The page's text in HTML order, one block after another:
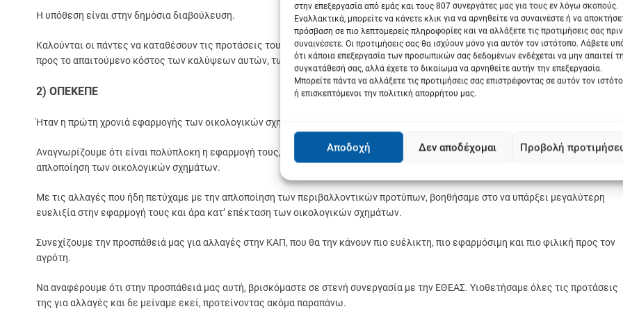
στην επεξεργασία από εμάς και τους 807 συνεργάτες μας για τους εν λόγω σκοπούς.
Εναλλακτικά, μπορείτε να κάνετε κλικ για να αρνηθείτε να συναινέστε ή να
πρόσβαση σε πιο λεπτομερείς πληροφορίες και να αλλάξετε τις προτιμήσεις σας πριν
συναινέσετε. Οι προτιμήσεις σας θα ισχύουν μόνο για αυτόν τον ιστότοπο. Λάβετε
ότι κάποια επεξεργασία των προσωπικών σας δεδομένων ενδέχεται να μην απαιτεί
συγκατάθεσή σας, αλλά έχετε το δικαίωμα να αρνηθείτε αυτήν την επεξεργασία.
Μπορείτε πάντα να αλλάξετε τις προτιμήσεις σας επιστρέφοντας σε αυτόν τον
ή επισκεπτόμενοι την πολιτική απορρήτου μας.
Αποδοχή Δεν αποδέχομαι Προβολή
Η υπόθεση είναι στην δημόσια διαβούλευση.
Καλούνται οι πάντες να καταθέσουν τις προτάσεις τους, υπεύθυνα και τεκμηριωμένα τόσον ως πρός τις νέες καλύψεις όσο και
προς το απαιτούμενο κόστος των καλύψεων αυτών, των νέων κινδύνων και των νέων ζημιογόνων αιτίων.
2) ΟΠΕΚΕΠΕ
Ήταν η πρώτη χρονιά εφαρμογής των οικολογικών σχημάτων, οπότε υπήρχαν δυσκολίες στην εφαρμογή τους.
Αναγνωρίζουμε ότι είναι πολύπλοκη η εφαρμογή τους, για αυτό το λόγο ένα κεντρικό αίτημά μας σε ευρωπαϊκό επίπεδο είναι η
απλοποίηση των οικολογικών σχημάτων.
Με τις αλλαγές που ήδη πετύχαμε με την απλοποίηση των περιβαλλοντικών προτύπων, βοηθήσαμε στο να υπάρξει μεγαλύτερη
ευελιξία στην εφαρμογή τους και άρα κατ’ επέκταση των οικολογικών σχημάτων.
Συνεχίζουμε την προσπάθειά μας για αλλαγές στην ΚΑΠ, που θα την κάνουν πιο ευέλικτη, πιο εφαρμόσιμη και πιο φιλική προς τον
αγρότη.
Να αναφέρουμε ότι στην προσπάθειά μας αυτή, βρισκόμαστε σε στενή συνεργασία με την ΕΘΕΑΣ. Υιοθετήσαμε όλες τις προτάσεις
της για αλλαγές και δε μείναμε εκεί, προτείνοντας ακόμα παραπάνω.